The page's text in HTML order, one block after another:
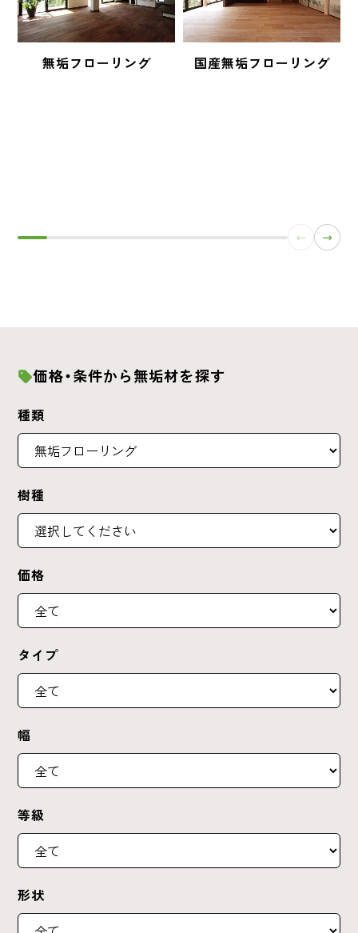
無垢フローリング 国産無垢フローリング
価格・条件から無垢材を探す
種類
樹種
価格
タイプ
幅
等級
形状